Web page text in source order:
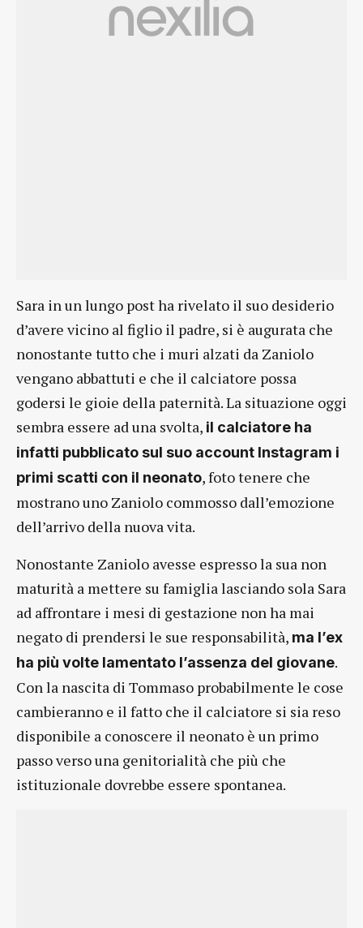
Sara in un lungo post ha rivelato il suo desiderio
d’avere vicino al figlio il padre, si è augurata che
nonostante tutto che i muri alzati da Zaniolo
vengano abbattuti e che il calciatore possa
godersi le gioie della paternità. La situazione oggi
sembra essere ad una svolta, il calciatore ha
infatti pubblicato sul suo account Instagram i
primi scatti con il neonato, foto tenere che
mostrano uno Zaniolo commosso dall’emozione
dell’arrivo della nuova vita.
Nonostante Zaniolo avesse espresso la sua non
maturità a mettere su famiglia lasciando sola Sara
ad affrontare i mesi di gestazione non ha mai
negato di prendersi le sue responsabilità, ma l’ex
ha più volte lamentato l’assenza del giovane.
Con la nascita di Tommaso probabilmente le cose
cambieranno e il fatto che il calciatore si sia reso
disponibile a conoscere il neonato è un primo
passo verso una genitorialità che più che
istituzionale dovrebbe essere spontanea.